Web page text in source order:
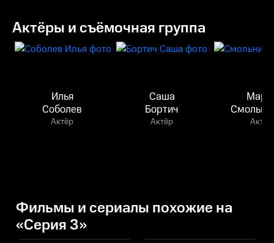
Актёры и съёмочная группа
Илья
Соболев
Актёр
Саша
Бортич
Актёр Актёр
Фильмы и сериалы похожие на
«Серия 3»